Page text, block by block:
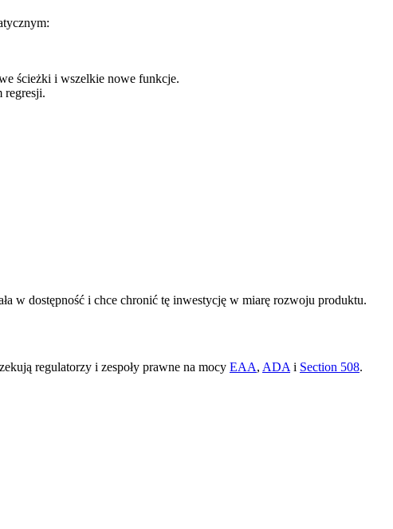
ścieżki i wszelkie nowe funkcje.
regresji.
w dostępność i chce chronić tę inwestycję w miarę rozwoju produktu.
regulatorzy i zespoły prawne na mocy EAA, ADA i Section 508.